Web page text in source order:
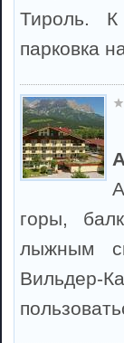
Тироль. К
парковка
горы,
лыжным
Вильдер-